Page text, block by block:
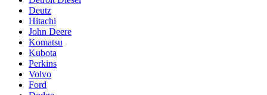
Deutz
Hitachi
John Deere
Komatsu
Kubota
Perkins
Volvo
Ford